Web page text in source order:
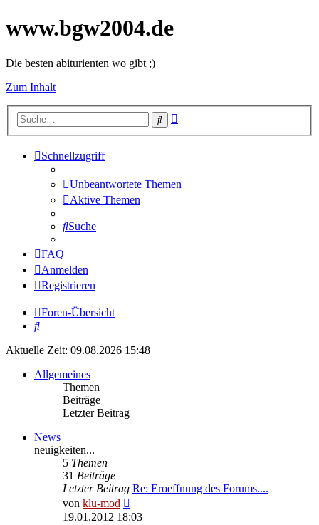
www.bgw2004.de
Die besten abiturienten wo gibt ;)
Zum Inhalt
Suche
Schnellzugriff
Unbeantwortete Themen
Aktive Themen
Suche
FAQ
Anmelden
Registrieren
Foren-Übersicht
Suche
Aktuelle Zeit: 09.08.2026 15:48
Allgemeines
Themen
Beiträge
Letzter Beitrag
News
neuigkeiten...
5 Themen
31 Beiträge
Letzter Beitrag Re: Eroeffnung des Forums....
von klu-mod
Beitrag
19.01.2012 18:03